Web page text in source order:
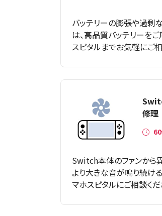
バッテリーの膨張や過剰
は、高品質バッテリーを
スピタルまでお気軽にご相
修理
Switch本体のファンから
より大きな音が鳴り続け
マホスピタルにご相談くだ